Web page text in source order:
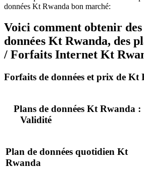
données Kt Rwanda bon marché:
Voici comment obtenir
données Kt Rwanda, des
/ Forfaits Internet Kt
Forfaits de données et prix de Kt
Plans de données Kt Rwanda :
Validité
Plan de données quotidien Kt
Rwanda